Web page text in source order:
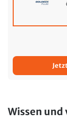
Wissen